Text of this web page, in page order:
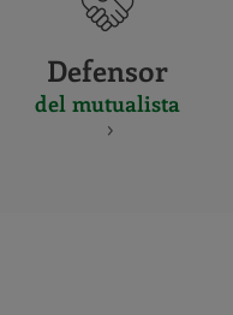
Defensor
del mutualista